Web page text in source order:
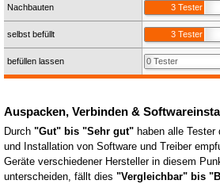
Nachbauten 3 Tester
selbst befüllt 3 Tester
befüllen lassen 0 Tester
Auspacken, Verbinden &
Durch "Gut" bis "Sehr gut" haben alle Tester
und Installation von Software und Treiber
Geräte verschiedener Hersteller in diesem
unterscheiden, fällt dies "Vergleichbar" bis